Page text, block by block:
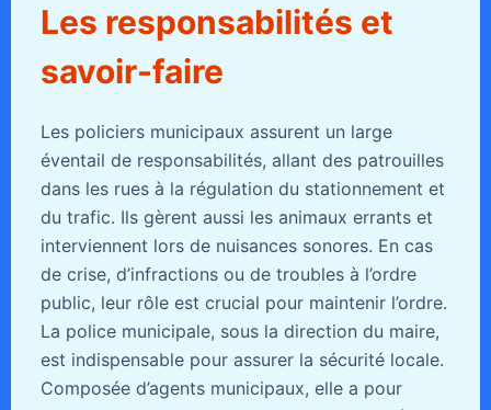
Les responsabilités et
savoir-faire
Les policiers municipaux assurent un large
éventail de responsabilités, allant des patrouilles
dans les rues à la régulation du stationnement et
du trafic. Ils gèrent aussi les animaux errants et
interviennent lors de nuisances sonores. En cas
de crise, d’infractions ou de troubles à l’ordre
public, leur rôle est crucial pour maintenir l’ordre.
La police municipale, sous la direction du maire,
est indispensable pour assurer la sécurité locale.
Composée d’agents municipaux, elle a pour